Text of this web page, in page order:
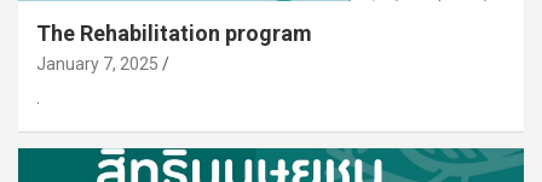
The Rehabilitation program
January 7, 2025
.